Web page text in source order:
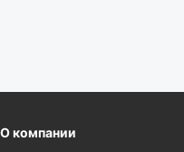
О компании